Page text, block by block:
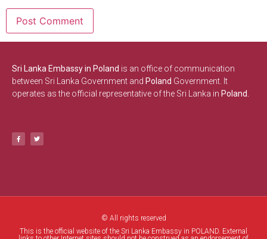
Sri Lanka Embassy in Poland is an office of communication
between Sri Lanka Government and Poland Government. It
operates as the official representative of the Sri Lanka in Poland.
© All rights reserved
This is the official website of the Sri Lanka Embassy in POLAND. External